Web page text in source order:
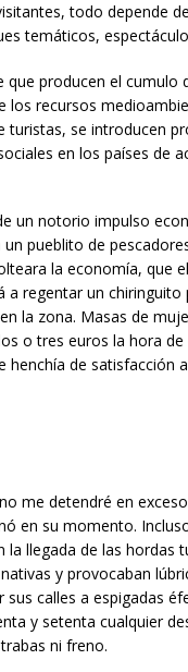
todo depende
temáticos,
producen el
recursos
se introducen
en los países de
un notorio impulso
pueblito de
la economía, que
regentar un chiringuito
la zona. Masas de
o tres euros la hora
de satisfacción
me detendré en
en su momento.
llegada de las hordas
y provocaban
calles a espigadas
y setenta cualquier
ni freno.